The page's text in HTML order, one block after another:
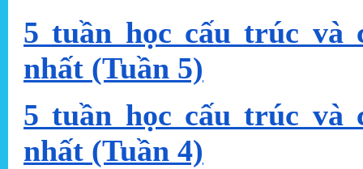
5 tuần học cấu trúc và
nhất (Tuần 5)
5 tuần học cấu trúc và
nhất (Tuần 4)